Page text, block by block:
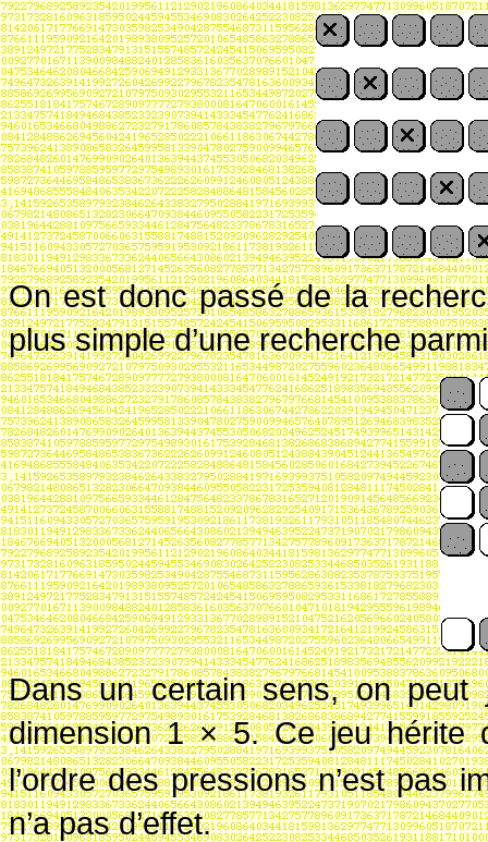
On est donc passé de la
plus simple d’une recherche
Dans un certain sens, on peut
dimension1×5. Ce jeu hérite
l’ordre des pressions n’est pas
n’a pas d’effet.